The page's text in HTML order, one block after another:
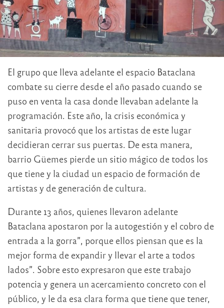
El grupo que lleva adelante el espacio Bataclana
combate su cierre desde el año pasado cuando se
puso en venta la casa donde llevaban adelante la
programación. Este año, la crisis económica y
sanitaria provocó que los artistas de este lugar
decidieran cerrar sus puertas. De esta manera,
barrio Güemes pierde un sitio mágico de todos los
que tiene y la ciudad un espacio de formación de
artistas y de generación de cultura.
Durante 13 años, quienes llevaron adelante
Bataclana apostaron por la autogestión y el cobro de
entrada a la gorra”, porque ellos piensan que es la
mejor forma de expandir y llevar el arte a todos
lados”. Sobre esto expresaron que este trabajo
potencia y genera un acercamiento concreto con el
público, y le da esa clara forma que tiene que tener,